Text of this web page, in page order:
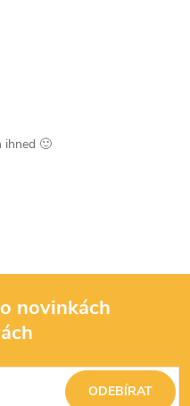
ihned 🙂
novinkách
ODEBÍRAT